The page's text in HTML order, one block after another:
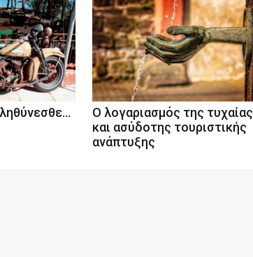
Ο λογαριασμός της τυχαίας
και ασύδοτης τουριστικής
ανάπτυξης